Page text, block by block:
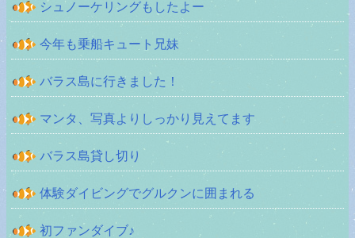
シュノーケリングもしたよー
今年も乗船キュート兄妹
バラス島に行きました！
マンタ、写真よりしっかり見えてます
バラス島貸し切り
体験ダイビングでグルクンに囲まれる
初ファンダイブ♪